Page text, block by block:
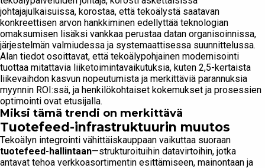
johtajajulkaisuissa, korostaa, että tekoälystä saatavan
konkreettisen arvon hankkiminen edellyttää teknologian
omaksumisen lisäksi vankkaa perustaa datan organisoinnissa,
järjestelmän valmiudessa ja systemaattisessa suunnittelussa.
Alan tiedot osoittavat, että tekoälypohjainen modernisointi
tuottaa mitattavia liiketoimintavaikutuksia, kuten 2,5-kertaista
liikevaihdon kasvun nopeutumista ja merkittäviä parannuksia
myynnin ROI:ssä, ja henkilökohtaiset kokemukset ja prosessien
optimointi ovat etusijalla.
Miksi tämä trendi on merkittävä
Tuotefeed-infrastruktuurin muutos
Tekoälyn integrointi vähittäiskauppaan vaikuttaa suoraan
tuotefeed-hallintaan—strukturoituihin datavirtoihin, jotka
antavat tehoa verkkoasortimentin esittämiseen, mainontaan ja